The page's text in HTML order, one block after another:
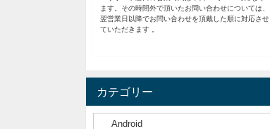
ます。その時間外で頂いたお問い合わせについては、
翌営業日以降でお問い合わせを頂戴した順に対応させ
ていただきます 。
カテゴリー